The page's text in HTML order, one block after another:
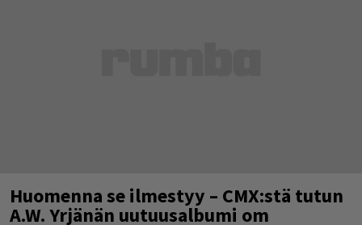
Huomenna se ilmestyy – CMX:stä tutun
A.W. Yrjänän uutuusalbumi om